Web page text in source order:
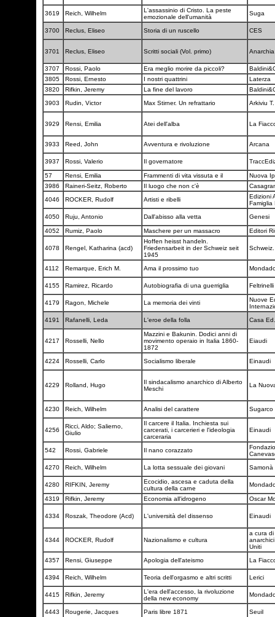
3619 Reich, Wilhelm
L'assassinio di Cristo. La peste
emozionale dell'umanità
Suga
3700 Reclus, Eliseo Storia di un ruscello CES
3701 Reclus, Eliseo Scritti sociali (Vol. primo)
3707 Rossi, Paolo Era meglio morire da piccoli?
3805
Rossi, Ernesto I nostri quattrini
Laterza
3820
Rifkin, Jeremy La fine del lavoro
3903
Rudin, Victor Max Stirner. Un refrattario Arkiviu
3929 Rensi, Emilia Atei dell'alba La
3933 Reed, John Avventura e rivoluzione Arcana
3937 Rossi, Valerio Il governatore
57 Rensi, Emilia Frammenti di vita vissuta e il
Nuova
3986
Raineri-Seitz, Roberto Il luogo che non c'è
4046
ROCKER, Rudolf Artisti e ribelli
Edizioni
Famiglia
4050
Ruju, Antonio Dall'abisso alla vetta Genesi
4052 Rumiz, Paolo Maschere per un massacro Editori
4078 Rengel, Katharina (acd)
Hoffen heisst handeln.
Friedensarbeit in der Schweiz seit
1945
4112 Remarque, Erich M. Ama il prossimo tuo
4155 Ramirez, Ricardo Autobiografia di una guerriglia Feltrinelli
4179 Ragon, Michele La memoria dei vinti
Nuove
4191
Rafanelli, Leda L'eroe della folla Casa
4217 Rosselli, Nello
Mazzini e Bakunin. Dodici anni di
movimento operaio in Italia 1860-
1872
Eiaudi
4224 Rosselli, Carlo Socialismo liberale Einaudi
4229 Rolland, Hugo
Il sindacalismo anarchico di Alberto
Meschi
La
4230 Reich, Wilhelm Analisi del carattere Sugarco
4256
Ricci, Aldo; Salierno,
Giulio
Il carcere il Italia. Inchiesta sui
carcerati, i carcerieri e l'ideologia
carceraria
Einaudi
542 Rossi, Gabriele Il nano corazzato
4270
Reich, Wilhelm La lotta sessuale dei giovani
4280 RIFKIN, Jeremy
Ecocidio, ascesa e caduta della
cultura della carne
4319 Rifkin, Jeremy Economia all'idrogeno Oscar
4334 Roszak, Theodore (Acd) L'università del dissenso Einaudi
4344 ROCKER, Rudolf Nazionalismo e cultura
a cura
Uniti
4357
Rensi, Giuseppe Apologia dell'ateismo La
4394 Reich, Wilhelm Teoria dell'orgasmo e altri scritti Lerici
4415 Rifkin, Jeremy
L'era dell'accesso, la rivoluzione
della new economy
4443 Rougerie, Jacques Paris libre 1871 Seuil